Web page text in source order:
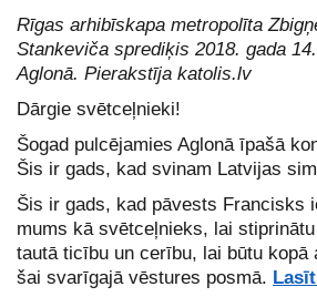
Rīgas arhibīskapa metropolīta
Stankeviča sprediķis 2018. gada
Aglonā. Pierakstīja katolis.lv
Dārgie svētceļnieki!
Šogad pulcējamies Aglonā īpašā
Šis ir gads, kad svinam Latvijas
Šis ir gads, kad pāvests Francisks
mums kā svētceļnieks, lai
tautā ticību un cerību, lai būtu kopā
šai svarīgajā vēstures posmā.